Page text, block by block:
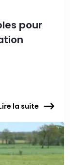
pour
la suite